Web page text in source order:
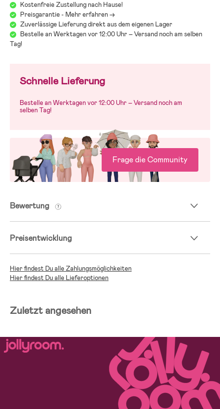
Kostenfreie Zustellung nach Hause!
Preisgarantie - Mehr erfahren ->
Zuverlässige Lieferung direkt aus dem eigenen Lager
Bestelle an Werktagen vor 12:00 Uhr – Versand noch am selben
Tag!
Schnelle Lieferung
Bestelle an Werktagen vor 12:00 Uhr – Versand noch am
selben Tag!
Frage die Community
Bewertung
Preisentwicklung
Hier findest Du alle Zahlungsmöglichkeiten
Hier findest Du alle Lieferoptionen
Zuletzt angesehen